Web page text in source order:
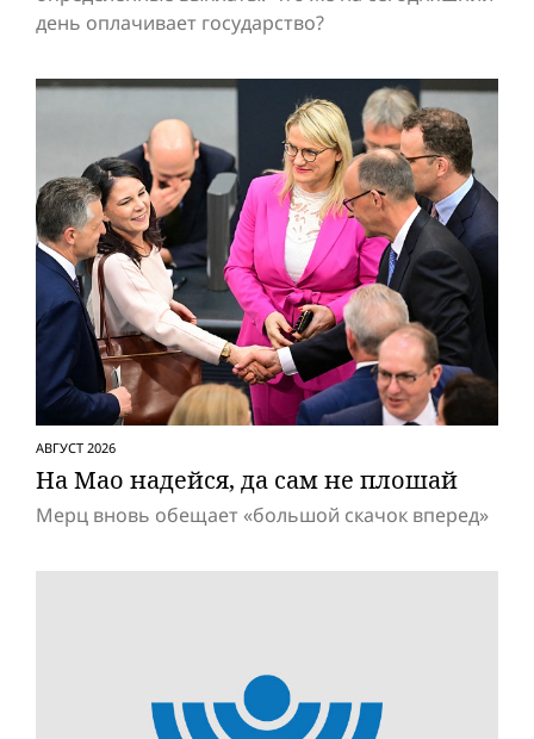
день оплачивает государство?
АВГУСТ 2026
На Мао надейся, да сам не плошай
Мерц вновь обещает «большой скачок вперед»